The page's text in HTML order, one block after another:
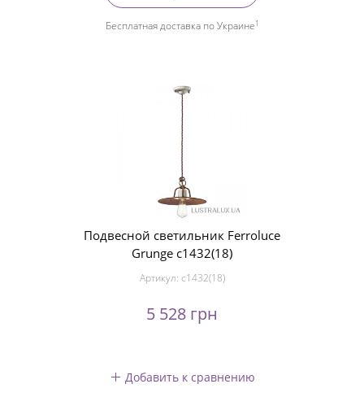
Бесплатная доставка по Украине1
Подвесной светильник Ferroluce
Grunge c1432(18)
Артикул: c1432(18)
5 528 грн
Добавить к сравнению